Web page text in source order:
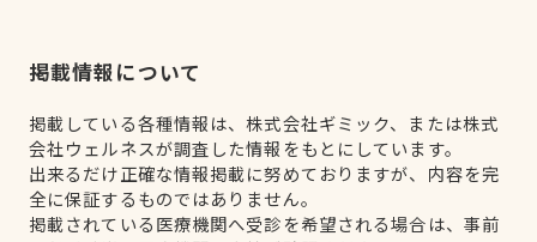
掲載情報について
掲載している各種情報は、株式会社ギミック、または株式
会社ウェルネスが調査した情報をもとにしています。
出来るだけ正確な情報掲載に努めておりますが、内容を完
全に保証するものではありません。
掲載されている医療機関へ受診を希望される場合は、事前